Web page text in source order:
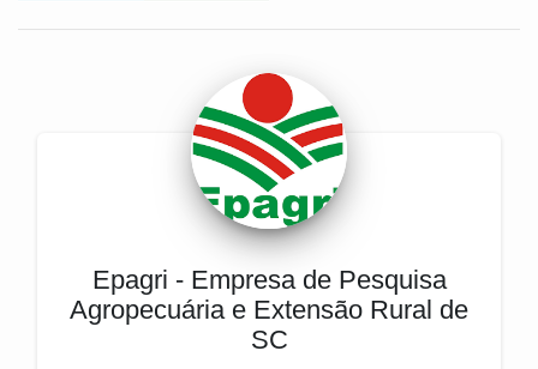
Epagri - Empresa de Pesquisa
Agropecuária e Extensão Rural de
SC